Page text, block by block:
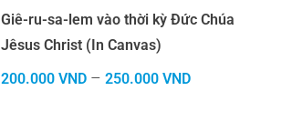
Giê-ru-sa-lem vào thời kỳ Đức Chúa
Jêsus Christ (In Canvas)
200.000 VND – 250.000 VND